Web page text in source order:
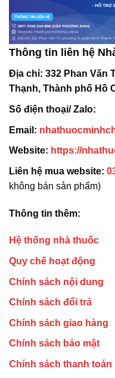
Thông tin liên hệ
Địa chỉ: 332 Phan Văn
Thạnh, Thành phố Hồ
Số điện thoại/ Zalo:
Email:
Website: https://
Liên hệ mua website:
không bán sản phẩm)
Thông tin thêm:
Hệ thống nhà thuốc
Quy chế hoạt động
Chính sách nội dung
Chính sách đổi trả
Chính sách giao hàng
Chính sách bảo mật
Chính sách thanh toán